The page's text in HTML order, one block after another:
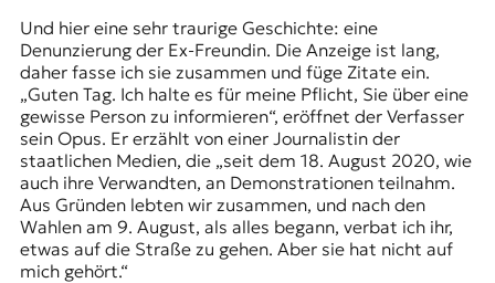
Und hier eine sehr traurige Geschichte: eine
Denunzierung der Ex-Freundin. Die Anzeige ist lang,
daher fasse ich sie zusammen und füge Zitate ein.
„Guten Tag. Ich halte es für meine Pflicht, Sie über eine
gewisse Person zu informieren“, eröffnet der Verfasser
sein Opus. Er erzählt von einer Journalistin der
staatlichen Medien, die „seit dem 18. August 2020, wie
auch ihre Verwandten, an Demonstrationen teilnahm.
Aus Gründen lebten wir zusammen, und nach den
Wahlen am 9. August, als alles begann, verbat ich ihr,
etwas auf die Straße zu gehen. Aber sie hat nicht auf
mich gehört.“